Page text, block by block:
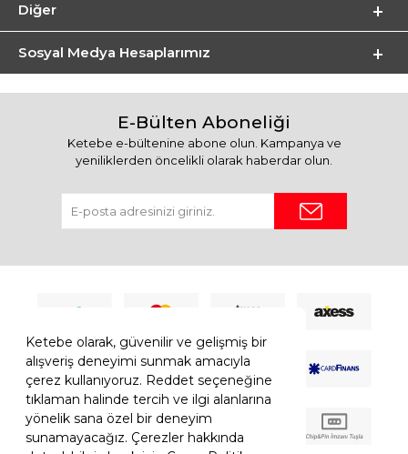
Ketebe olarak, güvenilir ve gelişmiş bir
alışveriş deneyimi sunmak amacıyla
çerez kullanıyoruz. Reddet seçeneğine
tıklaman halinde tercih ve ilgi alanlarına
yönelik sana özel bir deneyim
sunamayacağız. Çerezler hakkında
Diğer
Sosyal Medya Hesaplarımız
E-Bülten Aboneliği
Ketebe e-bültenine abone olun. Kampanya ve
yeniliklerden öncelikli olarak haberdar olun.